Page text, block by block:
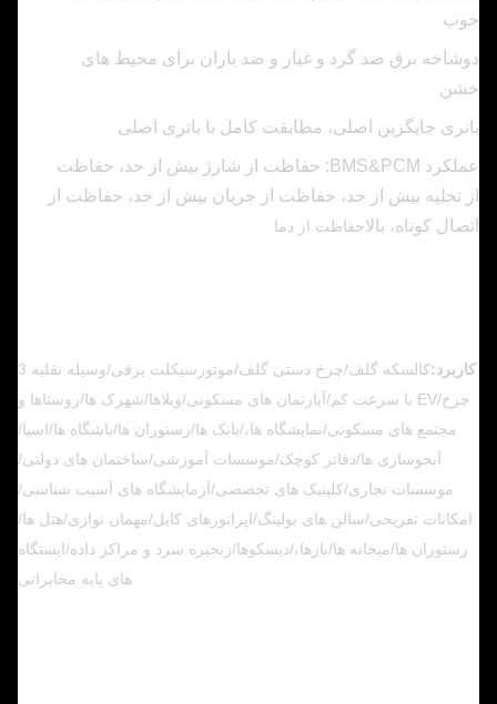
خوب
دوشاخه برق ضد گرد و غبار و ضد باران برای محیط های
خشن
باتری جایگزین اصلی، مطابقت کامل با باتری اصلی
عملکرد BMS&PCM: حفاظت از شارژ بیش از حد، حفاظت
از تخلیه بیش از حد، حفاظت از جریان بیش از حد، حفاظت از
اتصال کوتاه، بالاحفاظت از دما
کاربرد:
کالسکه گلف/چرخ دستی گلف/موتورسیکلت برقی/وسیله نقلیه 3
چرخ/EV با سرعت کم/آپارتمان های مسکونی/ویلاها/شهرک ها/روستاها و
مجتمع های مسکونی/نمایشگاه ها،/بانک ها/رستوران ها/باشگاه ها/اسپا/
آبجوسازی ها/دفاتر کوچک/موسسات آموزشی/ساختمان های دولتی/
موسسات تجاری/کلینیک های تخصصی/آزمایشگاه های آسیب شناسی/
امکانات تفریحی/سالن های بولینگ/اپراتورهای کابل/مهمان نوازی/هتل ها/
رستوران ها/میخانه ها/بارها،/دیسکوها/زنجیره سرد و مراکز داده/ایستگاه
های پایه مخابراتی